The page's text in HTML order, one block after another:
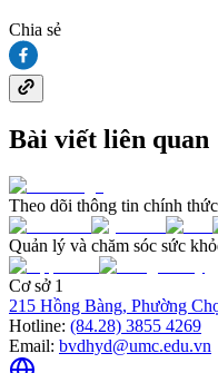
Chia sẻ
Bài viết liên quan
Theo dõi thông tin chính
Quản lý và chăm sóc sức
Cơ sở 1
215 Hồng Bàng, Phường
Hotline: (84.28) 3855 4269
Email: bvdhyd@umc.edu.vn